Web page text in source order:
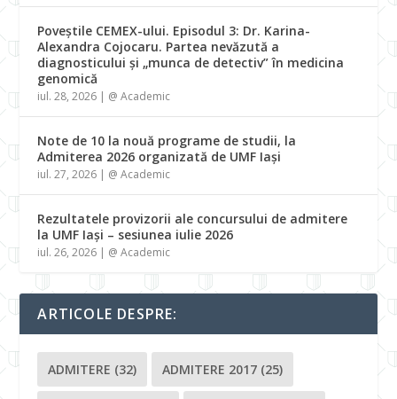
Poveștile CEMEX-ului. Episodul 3: Dr. Karina-
Alexandra Cojocaru. Partea nevăzută a
diagnosticului și „munca de detectiv” în medicina
genomică
iul. 28, 2026 | @ Academic
Note de 10 la nouă programe de studii, la
Admiterea 2026 organizată de UMF Iași
iul. 27, 2026 | @ Academic
Rezultatele provizorii ale concursului de admitere
la UMF Iași – sesiunea iulie 2026
iul. 26, 2026 | @ Academic
ARTICOLE DESPRE:
ADMITERE (32) ADMITERE 2017 (25)